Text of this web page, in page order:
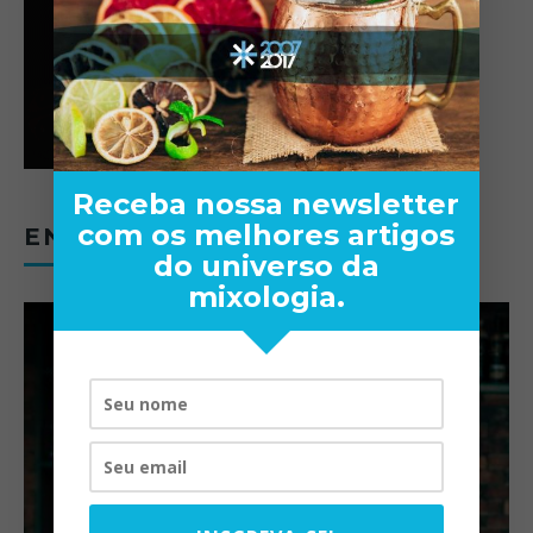
ENTREVISTAS
Receba nossa newsletter
com os melhores artigos
do universo da
mixologia.